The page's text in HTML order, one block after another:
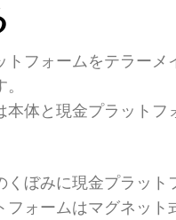
フォームをテラーメ
本体と現金プラット
ぼみに現金プラット
フォームはマグネット